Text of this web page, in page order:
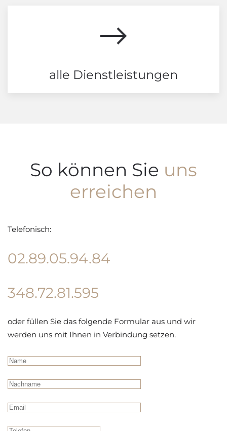
alle Dienstleistungen
So können Sie uns
erreichen
Telefonisch:
02.89.05.94.84
348.72.81.595
oder füllen Sie das folgende Formular aus und wir
werden uns mit Ihnen in Verbindung setzen.